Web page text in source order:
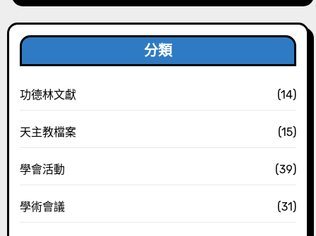
分類
功德林文獻 (14)
天主教檔案 (15)
學會活動 (39)
學術會議 (31)